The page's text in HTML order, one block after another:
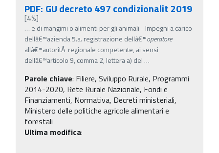
PDF: GU decreto 497 condizionalit 2019
[4%]
… e di mangimi o alimenti per gli animali - Impegni a carico
dellâ€™azienda 5.a. registrazione dellâ€™operatore
allâ€™autoritÃ regionale competente, ai sensi
dellâ€™articolo 9, comma 2, lettera a) del …
Parole chiave: Filiere, Sviluppo Rurale, Programmi
2014-2020, Rete Rurale Nazionale, Fondi e
Finanziamenti, Normativa, Decreti ministeriali,
Ministero delle politiche agricole alimentari e
forestali
Ultima modifica: